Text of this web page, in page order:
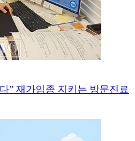
” 재가임종 지키는 방문진료